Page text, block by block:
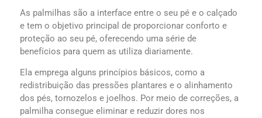
As palmilhas são a interface entre o seu pé e o calçado
e tem o objetivo principal de proporcionar conforto e
proteção ao seu pé, oferecendo uma série de
benefícios para quem as utiliza diariamente.
Ela emprega alguns princípios básicos, como a
redistribuição das pressões plantares e o alinhamento
dos pés, tornozelos e joelhos. Por meio de correções, a
palmilha consegue eliminar e reduzir dores nos